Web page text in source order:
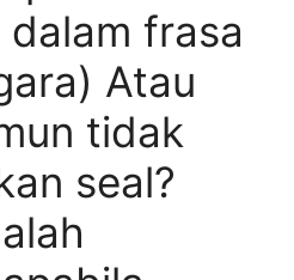
frasa
Atau
tidak
seal?